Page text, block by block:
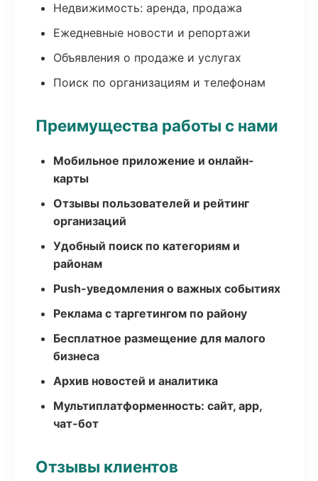
Недвижимость: аренда, продажа
Ежедневные новости и репортажи
Объявления о продаже и услугах
Поиск по организациям и телефонам
Преимущества работы с нами
Мобильное приложение и онлайн-
карты
Отзывы пользователей и рейтинг
организаций
Удобный поиск по категориям и
районам
Push-уведомления о важных событиях
Реклама с таргетингом по району
Бесплатное размещение для малого
бизнеса
Архив новостей и аналитика
Мультиплатформенность: сайт, app,
чат-бот
Отзывы клиентов